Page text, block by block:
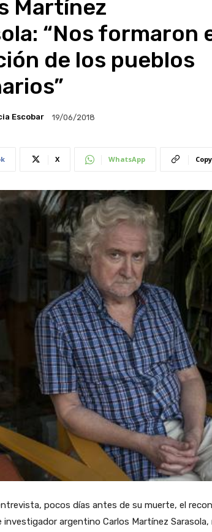
Martínez
“Nos formaron
de los pueblos
Escobar 19/06/2018
X WhatsApp
pocos días antes de su muerte, el
argentino Carlos Martínez Sarasola,